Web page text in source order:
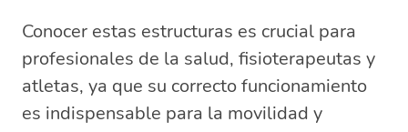
Conocer estas estructuras es crucial para
profesionales de la salud, fisioterapeutas y
atletas, ya que su correcto funcionamiento
es indispensable para la movilidad y